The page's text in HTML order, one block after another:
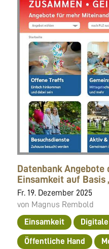
Datenbank
Einsamkeit auf Basis
Fr. 19. Dezember 2025
von Magnus Rembold
Einsamkeit
Öffentliche Hand